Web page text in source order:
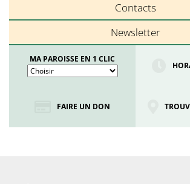
Contacts
Newsletter
MA PAROISSE EN 1 CLIC
FAIRE UN DON